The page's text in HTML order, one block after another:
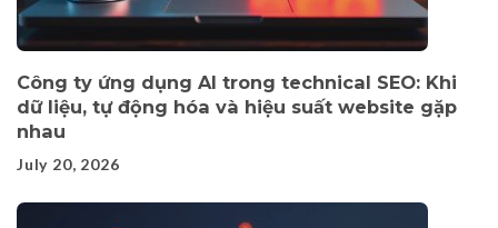
Công ty ứng dụng AI trong technical SEO: Khi
dữ liệu, tự động hóa và hiệu suất website gặp
nhau
July 20, 2026